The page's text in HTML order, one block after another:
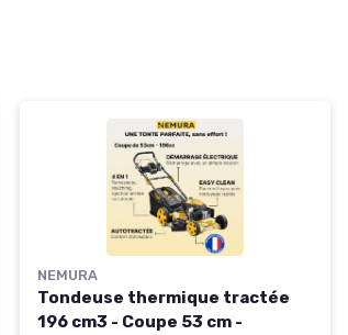
NEMURA
Tondeuse thermique tractée
196 cm3 - Coupe 53 cm -